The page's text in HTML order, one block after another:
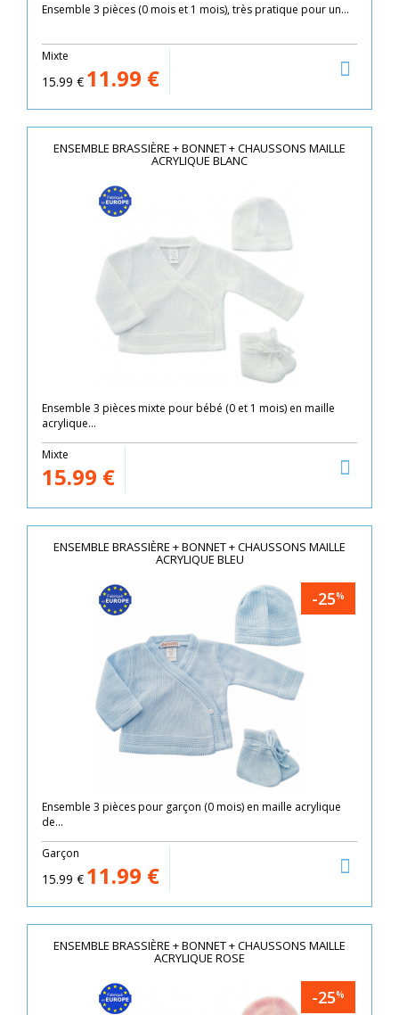
Ensemble 3 pièces (0 mois et 1 mois), très pratique pour un...
Mixte
15.99 € 11.99 €
ENSEMBLE BRASSIÈRE + BONNET + CHAUSSONS MAILLE
ACRYLIQUE BLANC
Ensemble 3 pièces mixte pour bébé (0 et 1 mois) en maille
acrylique...
Mixte
15.99 €
ENSEMBLE BRASSIÈRE + BONNET + CHAUSSONS MAILLE
ACRYLIQUE BLEU
-25%
Ensemble 3 pièces pour garçon (0 mois) en maille acrylique
de...
Garçon
15.99 € 11.99 €
ENSEMBLE BRASSIÈRE + BONNET + CHAUSSONS MAILLE
ACRYLIQUE ROSE
-25%